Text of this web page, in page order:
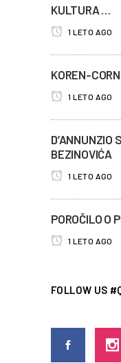
KULTURA …
1 LETO AGO
KOREN-
1 LETO AGO
D’ANNUNZIO
BEZINOVIĆA
1 LETO AGO
POROČILO O
1 LETO AGO
FOLLOW US